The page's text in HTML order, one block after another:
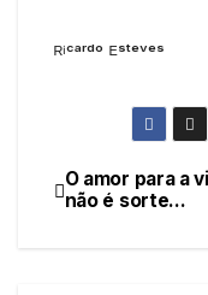
ᴿⁱᶜᵃʳᵈᵒ ᴱˢᵗᵉᵛᵉˢ
O amor para a
não é sorte…